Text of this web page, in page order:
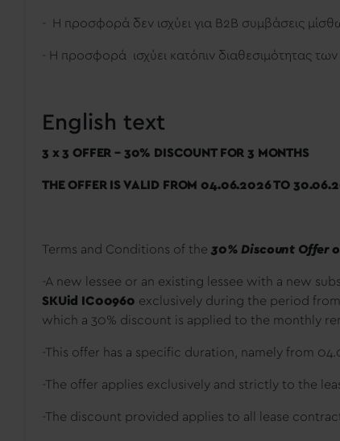
- Η προσφορά δεν ισχύει για B2 B συμβάσεις
- Η προσφορά ισχύει κατόπιν διαθεσιμότητας
English text
3 x 3 OFFER – 30% DISCOUNT FOR 3 MONTHS
THE OFFER IS VALID FROM 04.06.2026 TO
Terms and Conditions of the 30% Discount Offer
-A new lessee or an existing lessee with a new
SKUid IC00960 exclusively during the period
which a 30% discount is applied to the monthly
-This offer has a specific duration, namely from
-The offer applies exclusively and strictly to the
-The discount provided applies to all lease